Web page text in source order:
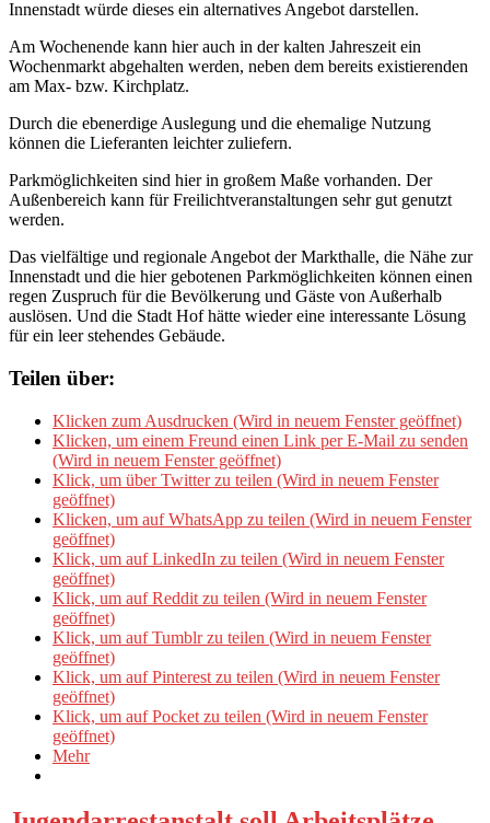
Innenstadt würde dieses ein alternatives Angebot darstellen.
Am Wochenende kann hier auch in der kalten Jahreszeit ein
Wochenmarkt abgehalten werden, neben dem bereits existierenden
am Max- bzw. Kirchplatz.
Durch die ebenerdige Auslegung und die ehemalige Nutzung
können die Lieferanten leichter zuliefern.
Parkmöglichkeiten sind hier in großem Maße vorhanden. Der
Außenbereich kann für Freilichtveranstaltungen sehr gut genutzt
werden.
Das vielfältige und regionale Angebot der Markthalle, die Nähe zur
Innenstadt und die hier gebotenen Parkmöglichkeiten können einen
regen Zuspruch für die Bevölkerung und Gäste von Außerhalb
auslösen. Und die Stadt Hof hätte wieder eine interessante Lösung
für ein leer stehendes Gebäude.
Teilen über:
Klicken zum Ausdrucken (Wird in neuem Fenster geöffnet)
Klicken, um einem Freund einen Link per E-Mail zu senden
(Wird in neuem Fenster geöffnet)
Klick, um über Twitter zu teilen (Wird in neuem Fenster
geöffnet)
Klicken, um auf WhatsApp zu teilen (Wird in neuem Fenster
geöffnet)
Klick, um auf LinkedIn zu teilen (Wird in neuem Fenster
geöffnet)
Klick, um auf Reddit zu teilen (Wird in neuem Fenster
geöffnet)
Klick, um auf Tumblr zu teilen (Wird in neuem Fenster
geöffnet)
Klick, um auf Pinterest zu teilen (Wird in neuem Fenster
geöffnet)
Klick, um auf Pocket zu teilen (Wird in neuem Fenster
geöffnet)
Mehr